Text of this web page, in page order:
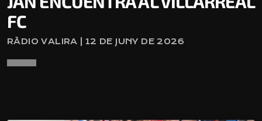
FC
RÀDIO VALIRA | 12 DE JUNY DE 2026